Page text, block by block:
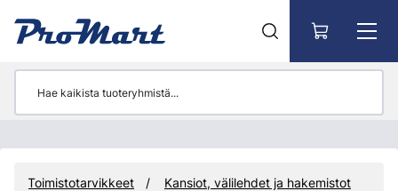
Toimistotarvikkeet Kansiot, välilehdet ja hakemistot